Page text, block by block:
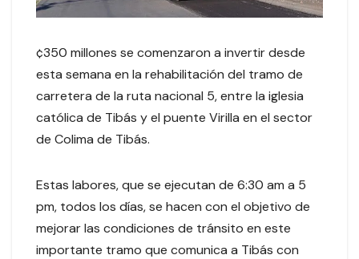
¢350 millones se comenzaron a invertir desde
esta semana en la rehabilitación del tramo de
carretera de la ruta nacional 5, entre la iglesia
católica de Tibás y el puente Virilla en el sector
de Colima de Tibás.
Estas labores, que se ejecutan de 6:30 am a 5
pm, todos los días, se hacen con el objetivo de
mejorar las condiciones de tránsito en este
importante tramo que comunica a Tibás con